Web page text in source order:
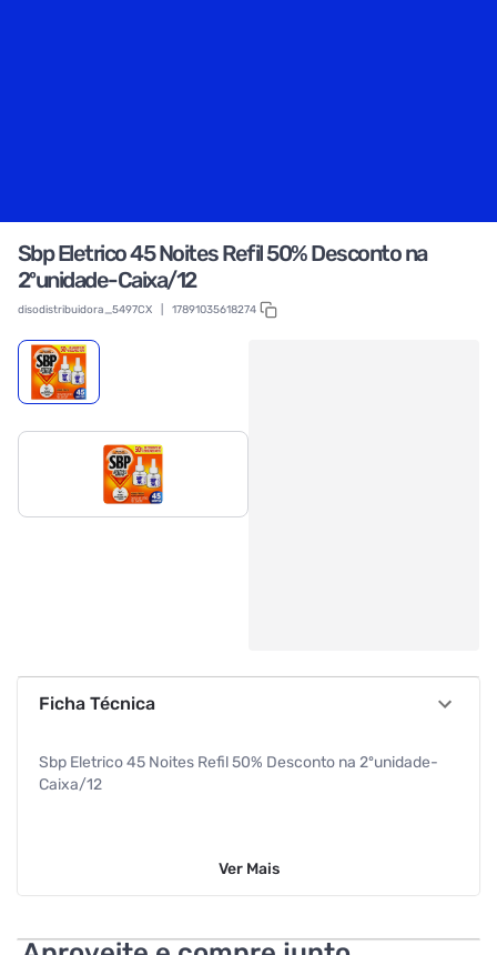
Sbp Eletrico 45 Noites Refil 50% Desconto na
2ºunidade-Caixa/12
disodistribuidora_5497CX 17891035618274
Ficha Técnica
Sbp Eletrico 45 Noites Refil 50% Desconto na 2ºunidade-
Caixa/12
Ver Mais